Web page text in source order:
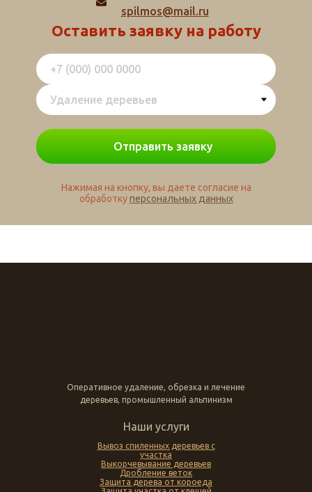
spilmos@mail.ru
Оставить заявку на работу
Нажимая на кнопку, вы даете согласие на
обработкуперсональных данных
Оперативное удаление, обрезка и лечение
деревьев, промышленный альпинизм
Наши услуги
Вывоз спиленных деревьев с
участка
Выкорчевывание деревьев
Дробление веток
Защита дерева от короеда